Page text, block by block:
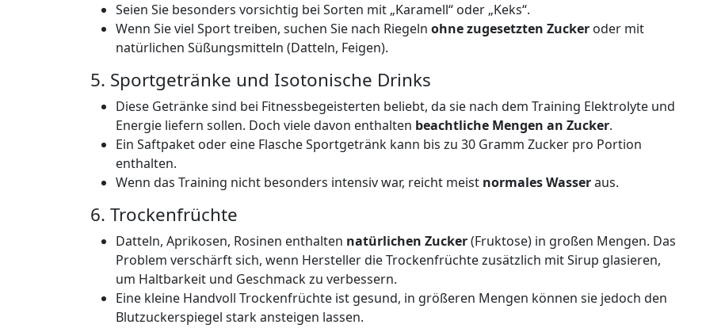
Seien Sie besonders vorsichtig bei Sorten mit „Karamell“ oder „Keks“.
Wenn Sie viel Sport treiben, suchen Sie nach Riegeln ohne zugesetzten Zucker oder mit
natürlichen Süßungsmitteln (Datteln, Feigen).
5. Sportgetränke und Isotonische Drinks
Diese Getränke sind bei Fitnessbegeisterten beliebt, da sie nach dem Training Elektrolyte und
Energie liefern sollen. Doch viele davon enthalten beachtliche Mengen an Zucker.
Ein Saftpaket oder eine Flasche Sportgetränk kann bis zu 30 Gramm Zucker pro Portion
enthalten.
Wenn das Training nicht besonders intensiv war, reicht meist normales Wasseraus.
6. Trockenfrüchte
Datteln, Aprikosen, Rosinen enthalten natürlichen Zucker(Fruktose) in großen Mengen. Das
Problem verschärft sich, wenn Hersteller die Trockenfrüchte zusätzlich mit Sirup glasieren,
um Haltbarkeit und Geschmack zu verbessern.
Eine kleine Handvoll Trockenfrüchte ist gesund, in größeren Mengen können sie jedoch den
Blutzuckerspiegel stark ansteigen lassen.